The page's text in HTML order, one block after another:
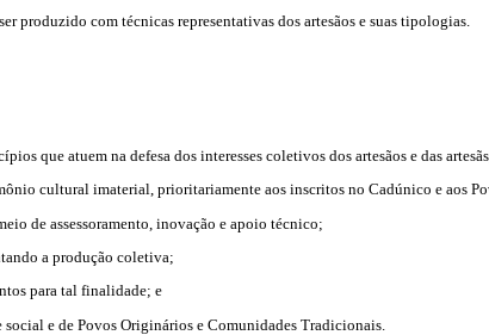
produzido com técnicas representativas dos artesãos e suas tipologias.
que atuem na defesa dos interesses coletivos dos artesãos e das
cultural imaterial, prioritariamente aos inscritos no Cadúnico e aos
de assessoramento, inovação e apoio técnico;
a produção coletiva;
para tal finalidade; e
e de Povos Originários e Comunidades Tradicionais.